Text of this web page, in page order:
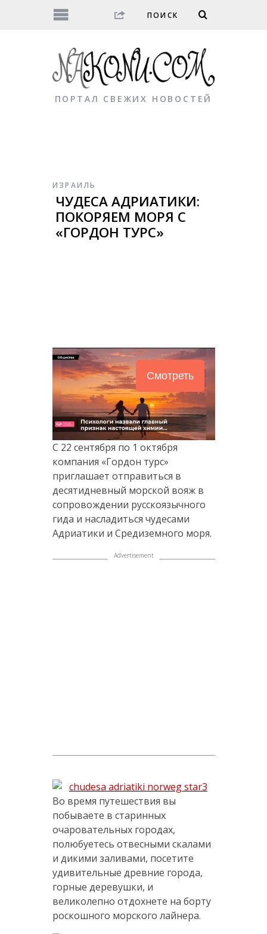
ПОРТАЛ СВЕЖИХ НОВОСТЕЙ
ИЗРАИЛЬ
ЧУДЕСА АДРИАТИКИ:
ПОКОРЯЕМ МОРЯ С
«ГОРДОН ТУРС»
Смотреть
Следующее видео
через 5
Отмена
С 22 сентября по 1 октября
компания «Гордон турс»
приглашает отправиться в
десятидневный морской вояж в
сопровождении русскоязычного
гида и насладиться чудесами
Адриатики и Средиземного моря.
Во время путешествия вы
побываете в старинных
очаровательных городах,
полюбуетесь отвесными скалами
и дикими заливами, посетите
удивительные древние города,
горные деревушки, и
великолепно отдохнете на борту
роскошного морского лайнера.